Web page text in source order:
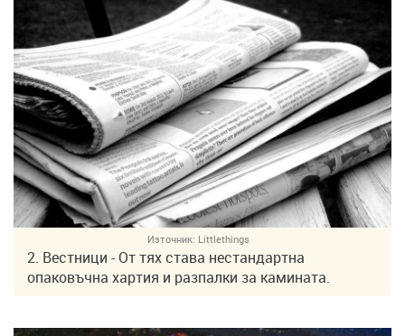
Източник: Littlethings
2. Вестници - От тях става нестандартна
опаковъчна хартия и разпалки за камината.